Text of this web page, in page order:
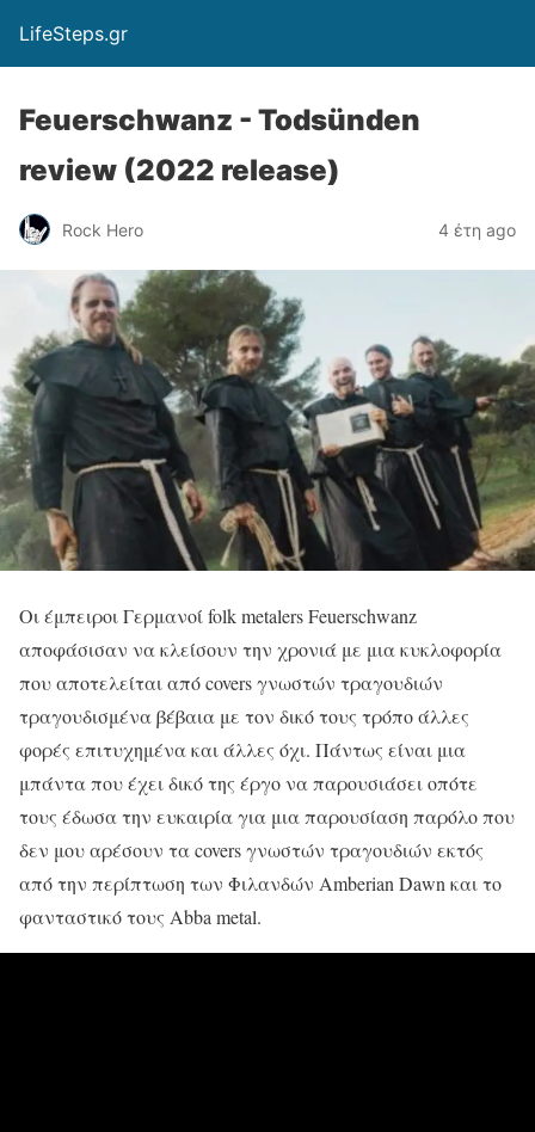
LifeSteps.gr
Feuerschwanz - Todsünden
review (2022 release)
Rock Hero 4 έτη ago
Οι έμπειροι Γερμανοί folk metalers Feuerschwanz
αποφάσισαν να κλείσουν την χρονιά με μια κυκλοφορία
που αποτελείται από covers γνωστών τραγουδιών
τραγουδισμένα βέβαια με τον δικό τους τρόπο άλλες
φορές επιτυχημένα και άλλες όχι. Πάντως είναι μια
μπάντα που έχει δικό της έργο να παρουσιάσει οπότε
τους έδωσα την ευκαιρία για μια παρουσίαση παρόλο που
δεν μου αρέσουν τα covers γνωστών τραγουδιών εκτός
από την περίπτωση των Φιλανδών Amberian Dawn και το
φανταστικό τους Abba metal.